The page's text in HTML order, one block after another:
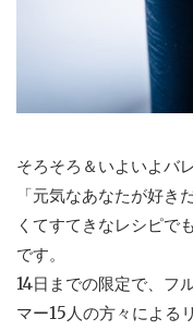
そろそろ＆いよいよバ
「元気なあなたが好き
くてすてきなレシピで
です。
14日までの限定で、フ
マー15人の方々による